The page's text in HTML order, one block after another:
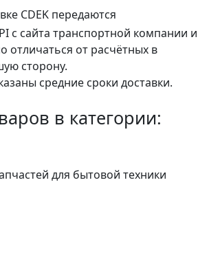
CDEK передаются
с сайта транспортной компании и
отличаться от расчётных в
сторону.
средние сроки доставки.
в категории:
для бытовой техники